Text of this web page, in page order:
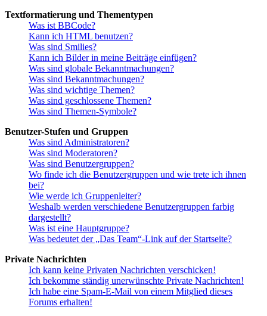
Textformatierung und Thementypen
Was ist BBCode?
Kann ich HTML benutzen?
Was sind Smilies?
Kann ich Bilder in meine Beiträge einfügen?
Was sind globale Bekanntmachungen?
Was sind Bekanntmachungen?
Was sind wichtige Themen?
Was sind geschlossene Themen?
Was sind Themen-Symbole?
Benutzer-Stufen und Gruppen
Was sind Administratoren?
Was sind Moderatoren?
Was sind Benutzergruppen?
Wo finde ich die Benutzergruppen und wie trete ich ihnen
bei?
Wie werde ich Gruppenleiter?
Weshalb werden verschiedene Benutzergruppen farbig
dargestellt?
Was ist eine Hauptgruppe?
Was bedeutet der „Das Team“-Link auf der Startseite?
Private Nachrichten
Ich kann keine Privaten Nachrichten verschicken!
Ich bekomme ständig unerwünschte Private Nachrichten!
Ich habe eine Spam-E-Mail von einem Mitglied dieses
Forums erhalten!